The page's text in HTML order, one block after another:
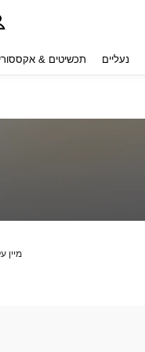
נעליים תכשיטים &
מיין